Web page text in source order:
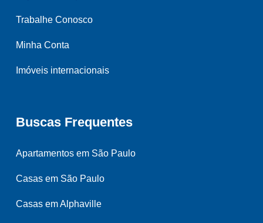
Trabalhe Conosco
Minha Conta
Imóveis internacionais
Buscas Frequentes
Apartamentos em São Paulo
Casas em São Paulo
Casas em Alphaville